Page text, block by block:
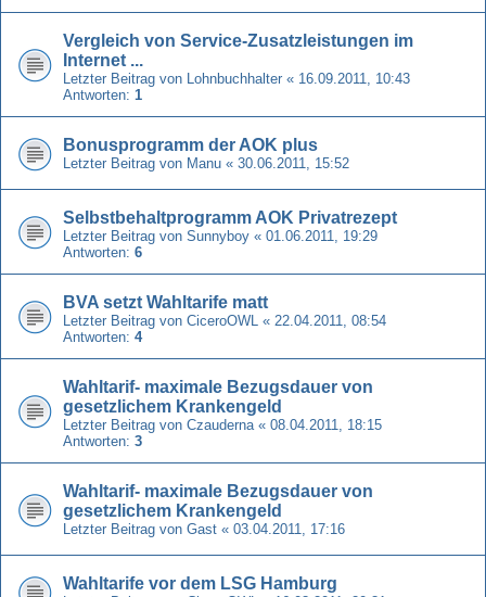
Vergleich von Service-Zusatzleistungen im
Internet ...
Letzter Beitrag von Lohnbuchhalter « 16.09.2011, 10:43
Antworten: 1
Bonusprogramm der AOK plus
Letzter Beitrag von Manu « 30.06.2011, 15:52
Selbstbehaltprogramm AOK Privatrezept
Letzter Beitrag von Sunnyboy « 01.06.2011, 19:29
Antworten: 6
BVA setzt Wahltarife matt
Letzter Beitrag von CiceroOWL « 22.04.2011, 08:54
Antworten: 4
Wahltarif- maximale Bezugsdauer von
gesetzlichem Krankengeld
Letzter Beitrag von Czauderna « 08.04.2011, 18:15
Antworten: 3
Wahltarif- maximale Bezugsdauer von
gesetzlichem Krankengeld
Letzter Beitrag von Gast « 03.04.2011, 17:16
Wahltarife vor dem LSG Hamburg